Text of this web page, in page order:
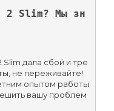
2 Slim? Мы зн
дала сбой и тре
не переживайте!
опытом работы
вашу проблем